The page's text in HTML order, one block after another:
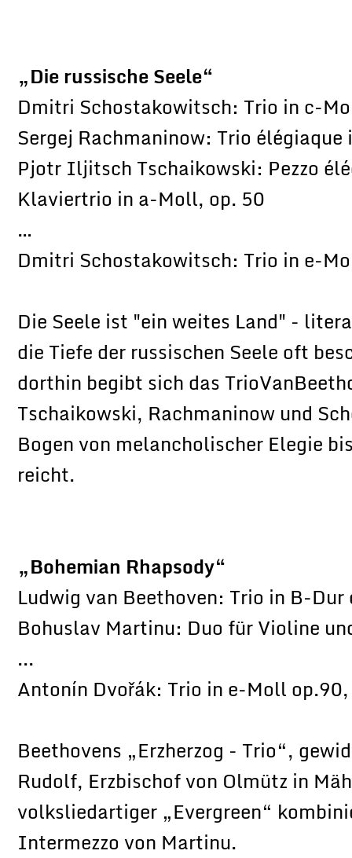
„Die russische Seele“
Dmitri Schostakowitsch: Trio in c-
Sergej Rachmaninow: Trio
Pjotr Iljitsch Tschaikowski: Pezzo
Klaviertrio in a-Moll, op. 50
…
Dmitri Schostakowitsch: Trio in e-
Die Seele ist "ein weites Land" -
die Tiefe der russischen Seele oft
dorthin begibt sich das
Tschaikowski, Rachmaninow und
Bogen von melancholischer Elegie
reicht.
„Bohemian Rhapsody“
Ludwig van Beethoven: Trio in B-
Bohuslav Martinu: Duo für Violine
...
Antonín Dvořák: Trio in e-Moll
Beethovens „Erzherzog - Trio“,
Rudolf, Erzbischof von Olmütz in
volksliedartiger „Evergreen“
Intermezzo von Martinu.